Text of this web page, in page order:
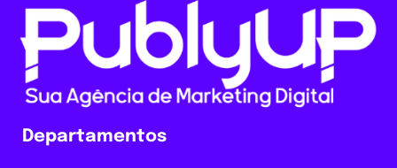
Departamentos